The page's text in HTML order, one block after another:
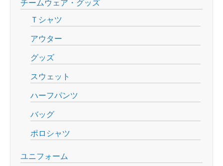
チームウェア・グッズ
Ｔシャツ
アウター
グッズ
スウェット
ハーフパンツ
バッグ
ポロシャツ
ユニフォーム